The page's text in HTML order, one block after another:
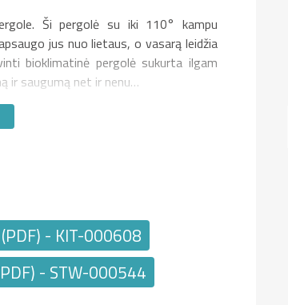
Ši pergolė su iki 110° kampu
jus nuo lietaus, o vasarą leidžia
bioklimatinė pergolė sukurta ilgam
ir saugumą net ir nenu…
(PDF) - KIT-000608
- STW-000544